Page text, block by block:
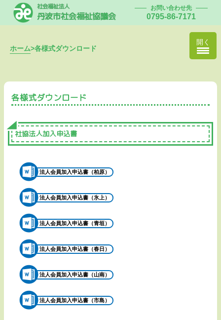
社会福祉法人
丹波市社会福祉協議会
お問い合わせ先
0795-86-7171
ホーム>各様式ダウンロード
各様式ダウンロード
社協法人加入申込書
法人会員加入申込書（柏原）
法人会員加入申込書（氷上）
法人会員加入申込書（青垣）
法人会員加入申込書（春日）
法人会員加入申込書（山南）
法人会員加入申込書（市島）
開く